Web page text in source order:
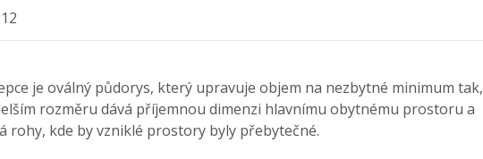
je oválný půdorys, který upravuje objem na nezbytné minimum tak,
rozměru dává příjemnou dimenzi hlavnímu obytnému prostoru a
rohy, kde by vzniklé prostory byly přebytečné.